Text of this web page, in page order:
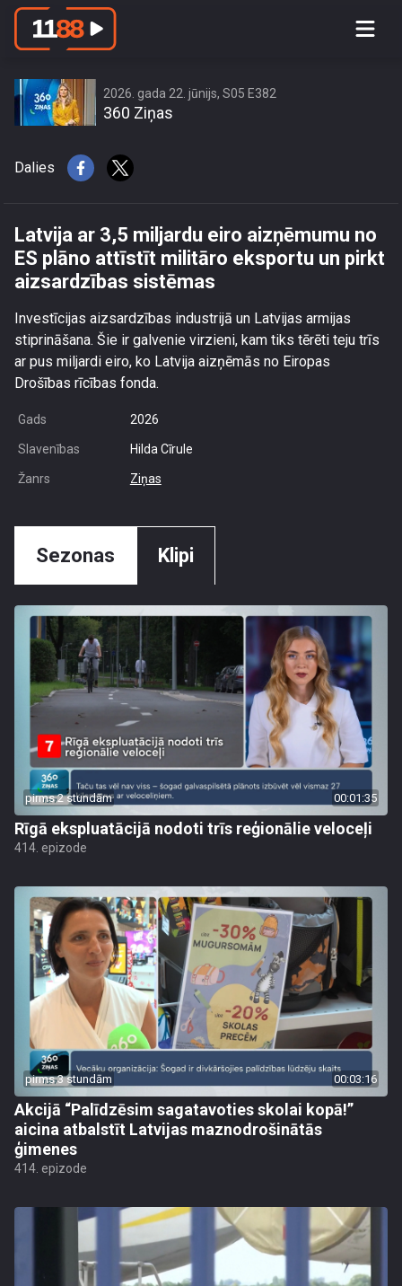
Latvija ar 3,5 miljardu eiro aizņēmumu
un pirkt aizsardzības sistēmas
2026. gada 22. jūnijs, S05 E382
360 Ziņas
Dalies
Latvija ar 3,5 miljardu eiro aizņēmumu no
ES plāno attīstīt militāro eksportu un pirkt
aizsardzības sistēmas
Investīcijas aizsardzības industrijā un Latvijas armijas
stiprināšana. Šie ir galvenie virzieni, kam tiks tērēti teju trīs
ar pus miljardi eiro, ko Latvija aizņēmās no Eiropas
Drošības rīcības fonda.
Gads 2026
Slavenības Hilda Cīrule
Žanrs Ziņas
Sezonas Klipi
pirms 2 stundām 00:01:35
Rīgā ekspluatācijā nodoti trīs reģionālie veloceļi
414. epizode
pirms 3 stundām 00:03:16
Akcijā “Palīdzēsim sagatavoties skolai kopā!”
aicina atbalstīt Latvijas maznodrošinātās
ģimenes
414. epizode